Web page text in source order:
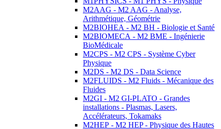
M2AAG - M2 AAG - Analyse,
Arithmétique, Géométrie
M2BIOHEA - M2 BH - Biologie et Santé
M2BIOMECA - M2 BME - Ingénierie
BioMédicale
M2CPS - M2 CPS - Système Cyber
Physique
M2DS - M2 DS - Data Science
M2FLUIDS - M2 Fluids - Mécanique des
Fluides
M2GI - M2 GI-PLATO - Grandes
installations - Plasmas, Lasers,
Accélérateurs, Tokamaks
M2HEP - M2 HEP - Physique des Hautes